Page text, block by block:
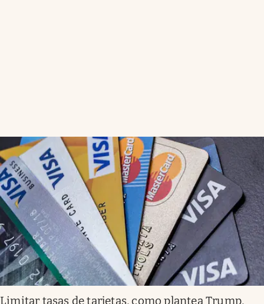
Limitar tasas de tarjetas, como plantea Trump,